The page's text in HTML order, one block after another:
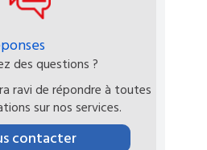
des questions ?
ravi de répondre à toutes
sur nos services.
contacter